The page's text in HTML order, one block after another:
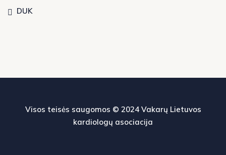
DUK
Visos teisės saugomos © 2024 Vakarų Lietuvos
kardiologų asociacija